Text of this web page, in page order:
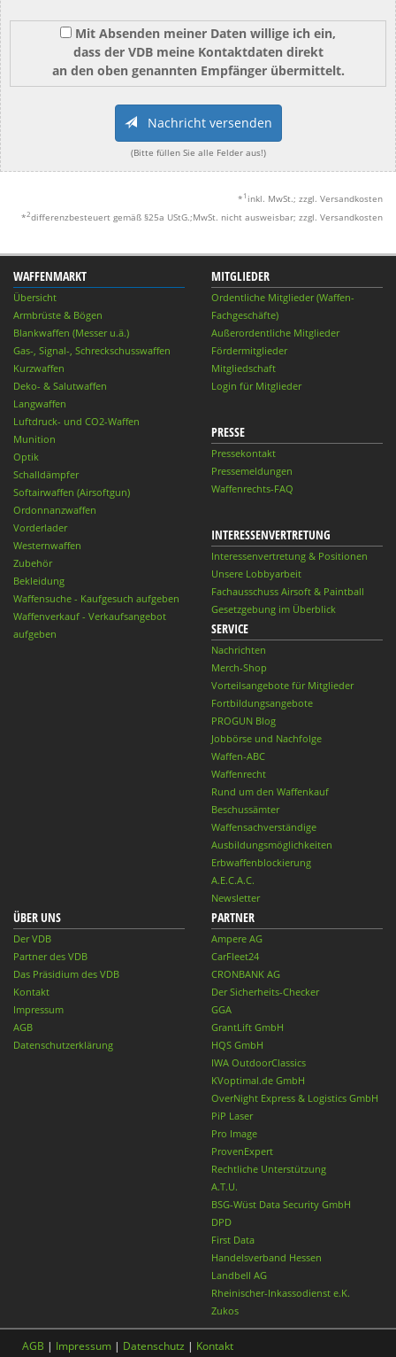
Mit Absenden meiner Daten willige ich ein,
dass der VDB meine Kontaktdaten direkt
an den oben genannten Empfänger übermittelt.
Nachricht versenden
(Bitte füllen Sie alle Felder aus!)
* 1 inkl. MwSt.; zzgl. Versandkosten
*2differenzbesteuert gemäß §25a UStG.;MwSt. nicht ausweisbar; zzgl. Versandkosten
WAFFENMARKT
Übersicht
Armbrüste & Bögen
Blankwaffen (Messer u.ä.)
Gas-, Signal-, Schreckschusswaffen
Kurzwaffen
Deko- & Salutwaffen
Langwaffen
Luftdruck- und CO2-Waffen
Munition
Optik
Schalldämpfer
Softairwaffen (Airsoftgun)
Ordonnanzwaffen
Vorderlader
Westernwaffen
Zubehör
Bekleidung
Waffensuche - Kaufgesuch aufgeben
Waffenverkauf - Verkaufsangebot
aufgeben
MITGLIEDER
Ordentliche Mitglieder (Waffen-
Fachgeschäfte)
Außerordentliche Mitglieder
Fördermitglieder
Mitgliedschaft
Login für Mitglieder
PRESSE
Pressekontakt
Pressemeldungen
Waffenrechts-FAQ
INTERESSENVERTRETUNG
Interessenvertretung & Positionen
Unsere Lobbyarbeit
Fachausschuss Airsoft & Paintball
Gesetzgebung im Überblick
SERVICE
Nachrichten
Merch-Shop
Vorteilsangebote für Mitglieder
Fortbildungsangebote
PROGUN Blog
Jobbörse und Nachfolge
Waffen-ABC
Waffenrecht
Rund um den Waffenkauf
Beschussämter
Waffensachverständige
Ausbildungsmöglichkeiten
Erbwaffenblockierung
A.E.C.A.C.
Newsletter
ÜBER UNS
Der VDB
Partner des VDB
Das Präsidium des VDB
Kontakt
Impressum
AGB
Datenschutzerklärung
PARTNER
Ampere AG
CarFleet24
CRONBANK AG
Der Sicherheits-Checker
GGA
GrantLift GmbH
HQS GmbH
IWA OutdoorClassics
KVoptimal.de GmbH
OverNight Express & Logistics GmbH
PiP Laser
Pro Image
ProvenExpert
Rechtliche Unterstützung
A.T.U.
BSG-Wüst Data Security GmbH
DPD
First Data
Handelsverband Hessen
Landbell AG
Rheinischer-Inkassodienst e.K.
Zukos
AGB | Impressum | Datenschutz | Kontakt